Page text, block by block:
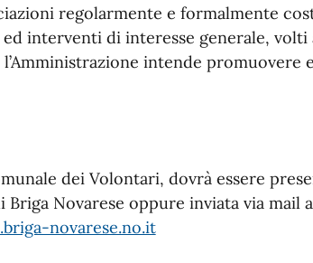
regolarmente e formalmente
interventi di interesse generale, volti
intende promuovere
dei Volontari, dovrà essere
Novarese oppure inviata via mail
novarese.no.it